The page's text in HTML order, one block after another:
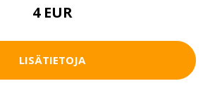
4 EUR
LISÄTIETOJA